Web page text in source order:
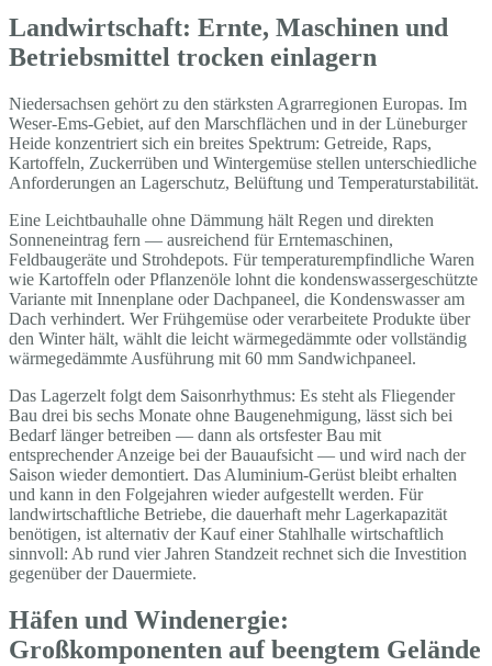
Landwirtschaft: Ernte, Maschinen und
Betriebsmittel trocken einlagern
Niedersachsen gehört zu den stärksten Agrarregionen Europas. Im
Weser-Ems-Gebiet, auf den Marschflächen und in der Lüneburger
Heide konzentriert sich ein breites Spektrum: Getreide, Raps,
Kartoffeln, Zuckerrüben und Wintergemüse stellen unterschiedliche
Anforderungen an Lagerschutz, Belüftung und Temperaturstabilität.
Eine Leichtbauhalle ohne Dämmung hält Regen und direkten
Sonneneintrag fern — ausreichend für Erntemaschinen,
Feldbaugeräte und Strohdepots. Für temperaturempfindliche Waren
wie Kartoffeln oder Pflanzenöle lohnt die kondenswassergeschützte
Variante mit Innenplane oder Dachpaneel, die Kondenswasser am
Dach verhindert. Wer Frühgemüse oder verarbeitete Produkte über
den Winter hält, wählt die leicht wärmegedämmte oder vollständig
wärmegedämmte Ausführung mit 60 mm Sandwichpaneel.
Das Lagerzelt folgt dem Saisonrhythmus: Es steht als Fliegender
Bau drei bis sechs Monate ohne Baugenehmigung, lässt sich bei
Bedarf länger betreiben — dann als ortsfester Bau mit
entsprechender Anzeige bei der Bauaufsicht — und wird nach der
Saison wieder demontiert. Das Aluminium-Gerüst bleibt erhalten
und kann in den Folgejahren wieder aufgestellt werden. Für
landwirtschaftliche Betriebe, die dauerhaft mehr Lagerkapazität
benötigen, ist alternativ der Kauf einer Stahlhalle wirtschaftlich
sinnvoll: Ab rund vier Jahren Standzeit rechnet sich die Investition
gegenüber der Dauermiete.
Häfen und Windenergie:
Großkomponenten auf beengtem Gelände